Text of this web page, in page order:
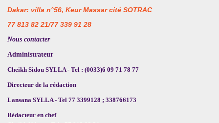
Dakar: villa n°56, Keur Massar cité SOTRAC
77 813 82 21/77 339 91 28
Nous contacter
Administrateur
Cheikh Sidou SYLLA - Tel : (0033)6 09 71 78 77
Directeur de la rédaction
Lansana SYLLA - Tel 77 3399128 ; 338766173
Rédacteur en chef